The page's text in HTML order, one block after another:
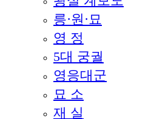
릉·원·묘
영 정
5대 궁궐
영응대군
묘 소
재 실